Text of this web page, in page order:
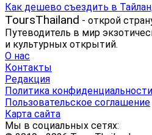
Как дешево съездить в
ToursThailand - открой
Путеводитель в мир
и культурных открытий.
О нас
Контакты
Редакция
Политика конфиденциальности
Пользовательское соглашение
Карта сайта
Мы в социальных сетях: